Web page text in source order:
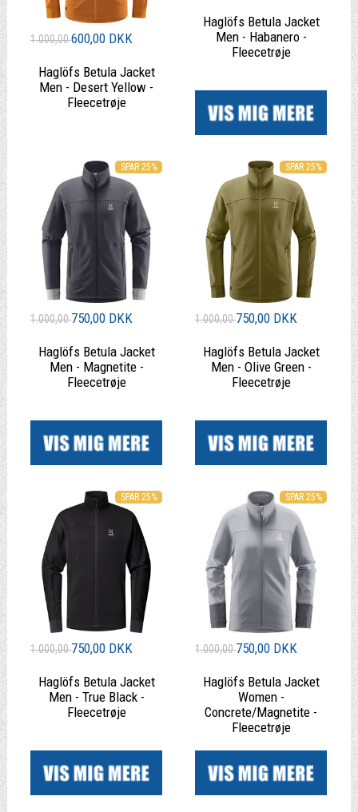
1.000,00600,00 DKK
Haglöfs Betula Jacket
Men - Desert Yellow -
Fleecetrøje
Haglöfs Betula Jacket
Men - Habanero -
Fleecetrøje
SPAR 25%
1.000,00750,00 DKK
Haglöfs Betula Jacket
Men - Magnetite -
Fleecetrøje
SPAR 25%
1.000,00750,00 DKK
Haglöfs Betula Jacket
Men - Olive Green -
Fleecetrøje
SPAR 25%
1.000,00750,00 DKK
Haglöfs Betula Jacket
Men - True Black -
Fleecetrøje
SPAR 25%
1.000,00750,00 DKK
Haglöfs Betula Jacket
Women -
Concrete/Magnetite -
Fleecetrøje